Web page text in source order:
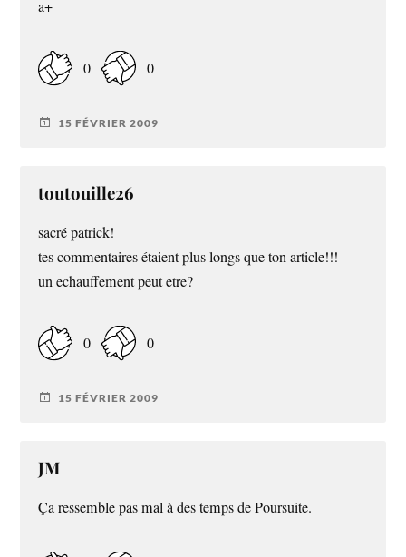
a+
0 0
15 FÉVRIER 2009
toutouille26
sacré patrick!
tes commentaires étaient plus longs que ton article!!!
un echauffement peut etre?
0 0
15 FÉVRIER 2009
JM
Ça ressemble pas mal à des temps de Poursuite.